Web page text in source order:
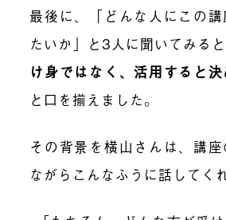
最後に、「どんな人にこの
たいか」と3人に聞いてみる
け身ではなく、活用すると決
と口を揃えました。
その背景を横山さんは、講
ながらこんなふうに話してく